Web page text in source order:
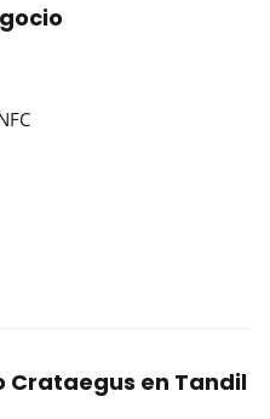
Crataegus en Tandil